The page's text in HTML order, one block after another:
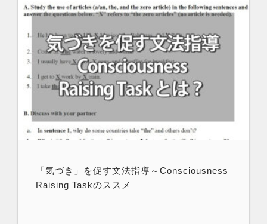
「気づき」を促す文法指導～Consciousness
Raising Taskのススメ